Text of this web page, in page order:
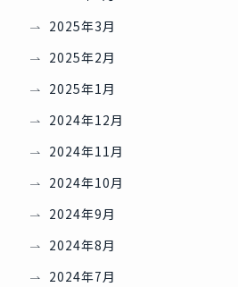
2025年3月
2025年2月
2025年1月
2024年12月
2024年11月
2024年10月
2024年9月
2024年8月
2024年7月